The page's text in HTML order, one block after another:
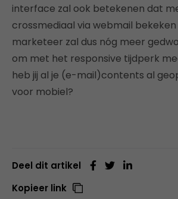
interface zal ook betekenen dat
crossmediaal via webmail bekeken
marketeer zal dus nóg meer
om met het responsive tijdperk
heb jij al je (e-mail)contents al
voor mobiel?
Deel dit artikel
Kopieer link